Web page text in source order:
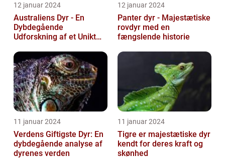
12 januar 2024
Australiens Dyr - En
Dybdegående
Udforskning af et Unikt
12 januar 2024
Panter dyr - Majestætiske
rovdyr med en
fængslende historie
11 januar 2024
Verdens Giftigste Dyr: En
dybdegående analyse af
dyrenes verden
11 januar 2024
Tigre er majestætiske dyr
kendt for deres kraft og
skønhed